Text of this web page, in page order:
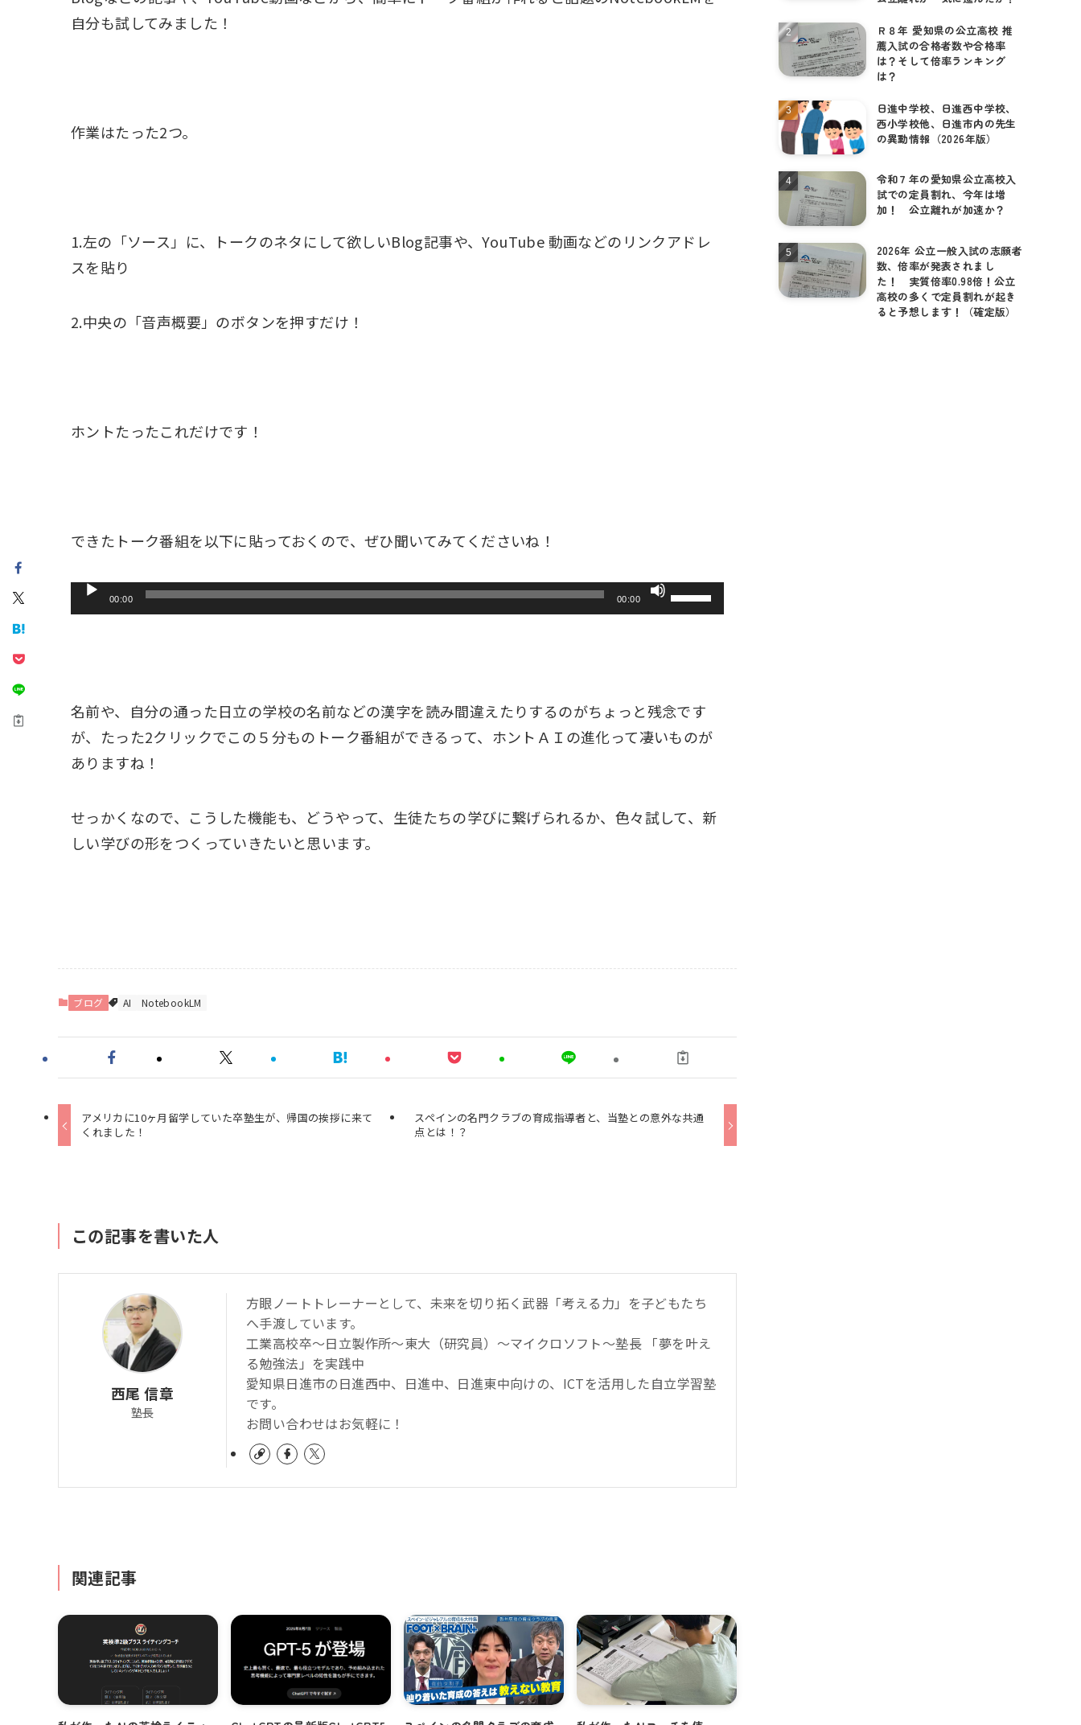
自分も試してみました！
作業はたった2つ。
1.左の「ソース」に、トークのネタにして欲しいBlog記事や、YouTube 動画などのリンクアドレ
スを貼り
2.中央の「音声概要」のボタンを押すだけ！
ホントたったこれだけです！
できたトーク番組を以下に貼っておくので、ぜひ聞いてみてくださいね！
声
ヤ
ー
00:00 00:00
ボ
リ
調
節
上
て
く
名前や、自分の通った日立の学校の名前などの漢字を読み間違えたりするのがちょっと残念です
が、たった2クリックでこの５分ものトーク番組ができるって、ホントＡＩの進化って凄いものが
ありますね！
せっかくなので、こうした機能も、どうやって、生徒たちの学びに繋げられるか、色々試して、新
しい学びの形をつくっていきたいと思います。
ブログ AI NotebookLM
アメリカに10ヶ月留学していた卒塾生が、帰国の挨拶に来て
くれました！
スペインの名門クラブの育成指導者と、当塾との意外な共通
点とは！？
この記事を書いた人
西尾 信章
塾長
方眼ノートトレーナーとして、未来を切り拓く武器「考える力」を子どもたち
へ手渡しています。
工業高校卒～日立製作所～東大（研究員）～マイクロソフト～塾長 「夢を叶え
る勉強法」を実践中
愛知県日進市の日進西中、日進中、日進東中向けの、ICTを活用した自立学習塾
です。
お問い合わせはお気軽に！
関連記事
Ｒ８年 愛知県の公立高校 推
薦入試の合格者数や合格率
は？そして倍率ランキング
は？
日進中学校、日進西中学校、
西小学校他、日進市内の先生
の異動情報（2026年版）
令和７年の愛知県公立高校入
試での定員割れ、今年は増
加！ 公立離れが加速か？
2026年 公立一般入試の志願者
数、倍率が発表されまし
た！ 実質倍率0.98倍！公立
高校の多くで定員割れが起き
ると予想します！（確定版）